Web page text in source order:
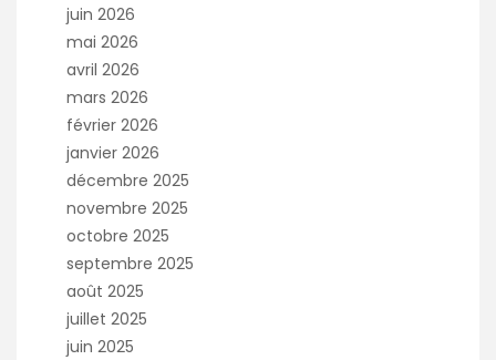
juin 2026
mai 2026
avril 2026
mars 2026
février 2026
janvier 2026
décembre 2025
novembre 2025
octobre 2025
septembre 2025
août 2025
juillet 2025
juin 2025